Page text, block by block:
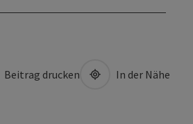
Beitrag drucken In der Nähe